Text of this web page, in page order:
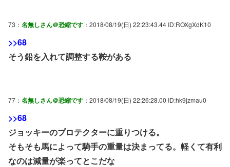
73： 名無しさん＠恐縮です ：2018/08/19(日) 22:23:43.44 ID:ROXgXdK10
>>68
そう鉛を入れて調整する鞍がある
77： 名無しさん＠恐縮です ：2018/08/19(日) 22:26:28.00 ID:hk9jzmau0
>>68
ジョッキーのプロテクターに重りつける。
そもそも馬によって騎手の重量は決まってる。軽くて有利
なのは減量が楽ってとこだな